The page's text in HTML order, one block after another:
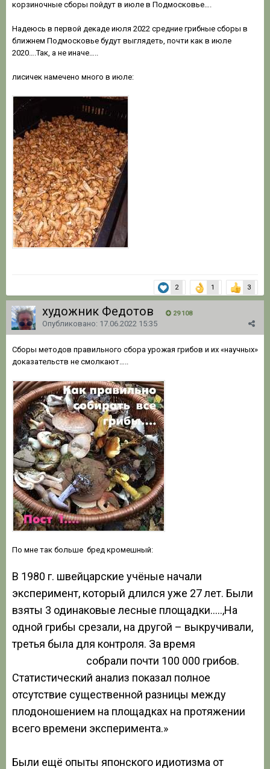
корзиночные сборы пойдут в июле в Подмосковье….
Надеюсь в первой декаде июля 2022 средние грибные сборы в
ближнем Подмосковье будут выглядеть, почти как в июле
2020….Так, а не иначе…..
лисичек намечено много в июле:
2 1 3
художник Федотов 29 108
Опубликовано: 17.06.2022 15:35
Сборы методов правильного сбора урожая грибов и их «научных»
доказательств не смолкают…..
По мне так больше бред кромешный:
В 1980 г. швейцарские учёные начали
эксперимент, который длился уже 27 лет. Были
взяты 3 одинаковые лесные площадки…..,На
одной грибы срезали, на другой – выкручивали,
третья была для контроля. За время
собрали почти 100 000 грибов.
Статистический анализ показал полное
отсутствие существенной разницы между
плодоношением на площадках на протяжении
всего времени эксперимента.»
Были ещё опыты японского идиотизма от